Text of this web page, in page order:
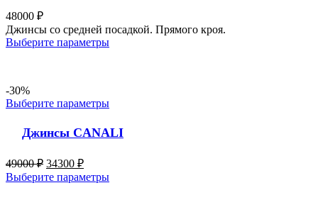
48000 ₽
Джинсы со средней посадкой. Прямого кроя.
Выберите параметры
-30%
Выберите параметры
Джинсы CANALI
49000₽ 34300 ₽
Выберите параметры